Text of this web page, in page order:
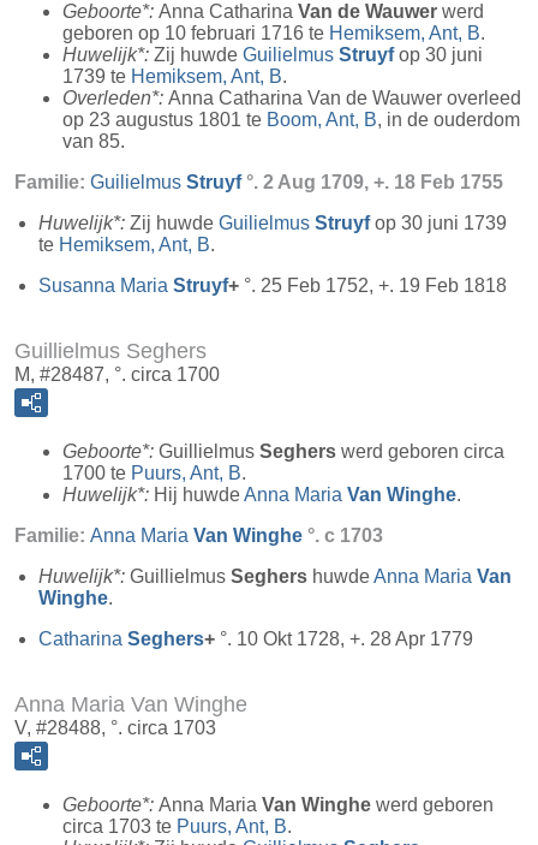
Geboorte*: Anna Catharina Van de Wauwer werd
geboren op 10 februari 1716 te Hemiksem, Ant, B.
Huwelijk*: Zij huwde Guilielmus Struyfop 30 juni
1739 te Hemiksem, Ant, B.
Overleden*: Anna Catharina Van de Wauwer overleed
op 23 augustus 1801 te Boom, Ant, B, in de ouderdom
van 85.
Familie: Guilielmus Struyf°. 2 Aug 1709, +. 18 Feb 1755
Huwelijk*: Zij huwde Guilielmus Struyfop 30 juni 1739
te Hemiksem, Ant, B.
Susanna Maria Struyf+ °. 25 Feb 1752, +. 19 Feb 1818
Guillielmus Seghers
M, #28487, °. circa 1700
Geboorte*: Guillielmus Seghers werd geboren circa
1700 te Puurs, Ant, B.
Huwelijk*: Hij huwdeAnna Maria Van Winghe.
Familie: Anna Maria Van Winghe °. c 1703
Huwelijk*: Guillielmus Seghers huwdeAnna Maria Van
Winghe.
Catharina Seghers+ °. 10 Okt 1728, +. 28 Apr 1779
Anna Maria Van Winghe
V, #28488, °. circa 1703
Geboorte*: Anna Maria Van Winghe werd geboren
circa 1703 te Puurs, Ant, B.